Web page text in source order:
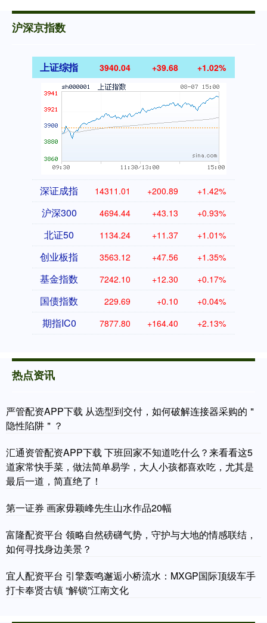
沪深京指数
上证综指 3940.04 +39.68 +1.02%
深证成指 14311.01 +200.89 +1.42%
沪深300 4694.44 +43.13 +0.93%
北证50 1134.24 +11.37 +1.01%
创业板指 3563.12 +47.56 +1.35%
基金指数 7242.10 +12.30 +0.17%
国债指数 229.69 +0.10 +0.04%
期指IC0 7877.80 +164.40 +2.13%
热点资讯
严管配资APP下载 从选型到交付，如何破解连接器采购的＂
隐性陷阱＂？
汇通资管配资APP下载 下班回家不知道吃什么？来看看这5
道家常快手菜，做法简单易学，大人小孩都喜欢吃，尤其是
最后一道，简直绝了！
第一证券 画家毋颖峰先生山水作品20幅
富隆配资平台 领略自然磅礴气势，守护与大地的情感联结，
如何寻找身边美景？
宜人配资平台 引擎轰鸣邂逅小桥流水：MXGP国际顶级车手
打卡奉贤古镇 “解锁”江南文化